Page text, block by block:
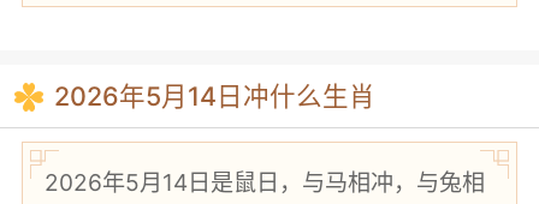
2026年5月14日冲什么生肖
2026年5月14日是鼠日，与马相冲，与兔相